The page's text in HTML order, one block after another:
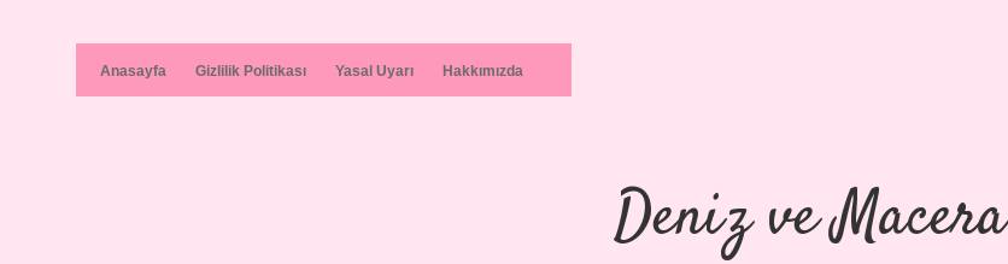
Anasayfa Gizlilik Politikası Yasal Uyarı Hakkımızda
Deniz ve Macera